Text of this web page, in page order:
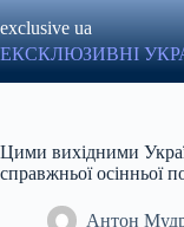
до
вмісту
exclusive ua
ЕКСКЛЮЗИВНІ
Цими вихідними
справжньої осінньої
Антон